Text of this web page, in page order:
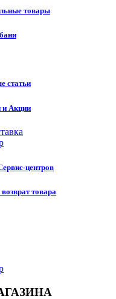
товары
статьи
и Акции
центров
товара